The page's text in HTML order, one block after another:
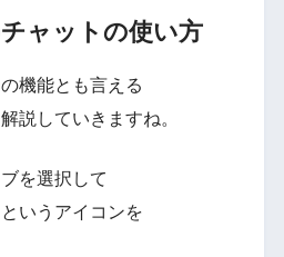
ャットの使い方
機能とも言える
説していきますね。
を選択して
いうアイコンを